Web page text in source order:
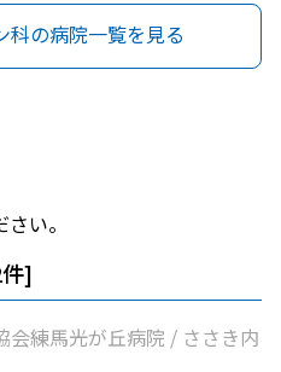
会杉田クリニック / みやし
生会高松医院 / 医療法人志
科の病院一覧を見る
い。
件]
会練馬光が丘病院 / ささき内